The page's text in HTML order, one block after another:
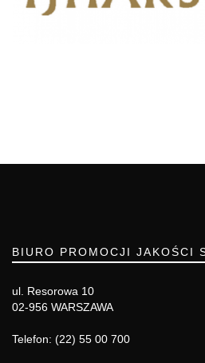
BIURO PROMOCJI JAKOŚCI
ul. Resorowa 10
02-956 WARSZAWA
Telefon: (22) 55 00 700